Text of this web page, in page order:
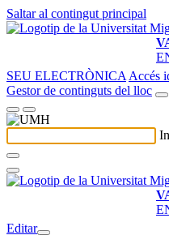
Saltar al contingut principal
SEU ELECTRÒNICA Accés
Gestor de continguts del lloc
Editar